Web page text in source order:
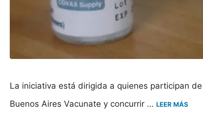
La iniciativa está dirigida a quienes participan
Buenos Aires Vacunate y concurrir … LEER MÁS